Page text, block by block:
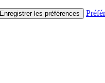
Enregistrer les préférences